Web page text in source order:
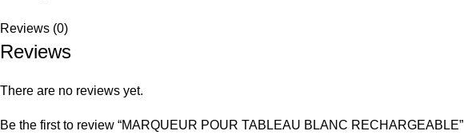
Reviews (0)
Reviews
There are no reviews yet.
Be the first to review “MARQUEUR POUR TABLEAU BLANC RECHARGEABLE”